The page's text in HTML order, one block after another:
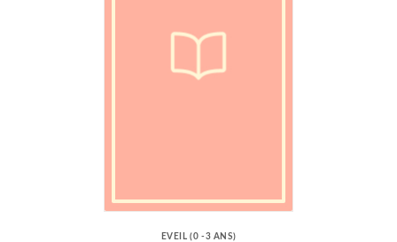
EVEIL (0 -3 ANS)